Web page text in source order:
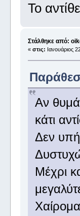
Το
Στάλθηκε από:
« στις: Ιανουάριος
Αν
κάτι
Δεν
Μέχρι